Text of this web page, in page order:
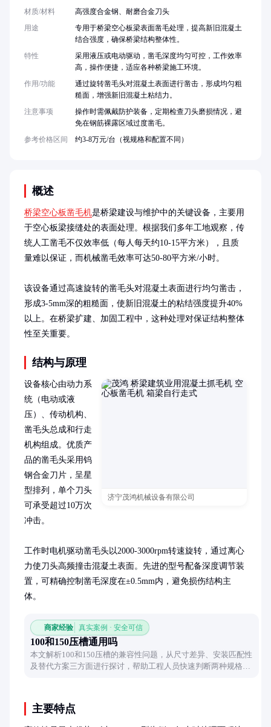
概述
桥梁空心板凿毛机是桥梁建设与维护中的关键设备，主要用
于空心板梁接缝处的表面处理。根据我们多年工地观察，传
统人工凿毛不仅效率低（每人每天约10-15平方米），且质
量难以保证，而机械凿毛效率可达50-80平方米/小时。
该设备通过高速旋转的凿毛头对混凝土表面进行均匀凿击，
形成3-5mm深的粗糙面，使新旧混凝土的粘结强度提升40%
以上。在桥梁扩建、加固工程中，这种处理对保证结构整体
性至关重要。
结构与原理
济宁茂鸿机械设备有限公司
设备核心由动力系
统（电动或液
压）、传动机构、
凿毛头总成和行走
机构组成。优质产
品的凿毛头采用钨
钢合金刀片，呈星
型排列，单个刀头
可承受超过10万次
冲击。
工作时电机驱动凿毛头以2000-3000rpm转速旋转，通过离心
力使刀头高频撞击混凝土表面。先进的型号配备深度调节装
置，可精确控制凿毛深度在±0.5mm内，避免损伤结构主
体。
商家经验 真实案例 · 安全可信
100和150压槽通用吗
本文解析100和150压槽的兼容性问题，从尺寸差异、安装匹配性
及替代方案三方面进行探讨，帮助工程人员快速判断两种规格的
主要特点
材质/材料
高强度合金钢、耐磨合金刀头
用途
专用于桥梁空心板梁表面凿毛处理，提高新旧混凝土
结合强度，确保桥梁结构整体性。
特性
采用液压或电动驱动，凿毛深度均匀可控，工作效率
高，操作便捷，适应各种桥梁施工环境。
作用/功能
通过旋转凿毛头对混凝土表面进行凿击，形成均匀粗
糙面，增强新旧混凝土粘结力。
注意事项
操作时需佩戴防护装备，定期检查刀头磨损情况，避
免在钢筋裸露区域过度凿毛。
参考价格区间
约3-8万元/台（视规格和配置不同）